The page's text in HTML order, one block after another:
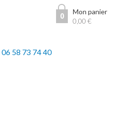
0
Mon panier
0,00€
06 58 73 74 40